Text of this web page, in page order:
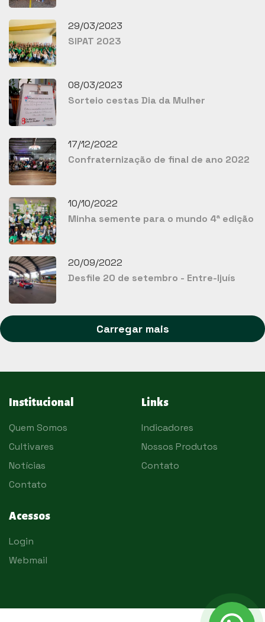
29/03/2023
SIPAT 2023
08/03/2023
Sorteio cestas Dia da Mulher
17/12/2022
Confraternização de final de ano 2022
10/10/2022
Minha semente para o mundo 4ª edição
20/09/2022
Desfile 20 de setembro - Entre-Ijuís
Carregar mais
Institucional
Quem Somos
Cultivares
Notícias
Contato
Links
Indicadores
Nossos Produtos
Contato
Acessos
Login
Webmail